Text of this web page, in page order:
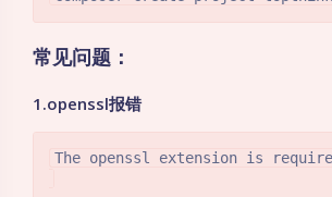
常见问题：
1.openssl报错
The openssl extension is